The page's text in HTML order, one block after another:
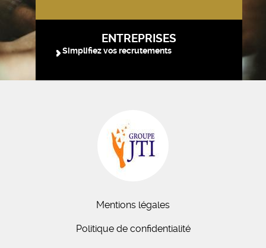
ENTREPRISES
Simplifiez vos recrutements
Mentions légales
Politique de confidentialité